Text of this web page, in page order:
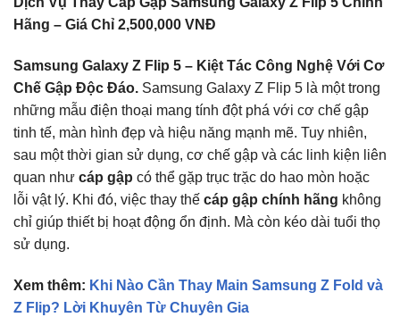
Hãng – Giá Chỉ 2,500,000 VNĐ
Samsung Galaxy Z Flip 5 – Kiệt Tác Công Nghệ Với Cơ
Chế Gập Độc Đáo. Samsung Galaxy Z Flip 5 là một trong
những mẫu điện thoại mang tính đột phá với cơ chế gập
tinh tế, màn hình đẹp và hiệu năng mạnh mẽ. Tuy nhiên,
sau một thời gian sử dụng, cơ chế gập và các linh kiện liên
quan như cáp gập có thể gặp trục trặc do hao mòn hoặc
lỗi vật lý. Khi đó, việc thay thế cáp gập chính hãng không
chỉ giúp thiết bị hoạt động ổn định. Mà còn kéo dài tuổi thọ
sử dụng.
Xem thêm: Khi Nào Cần Thay Main Samsung Z Fold và
Z Flip? Lời Khuyên Từ Chuyên Gia